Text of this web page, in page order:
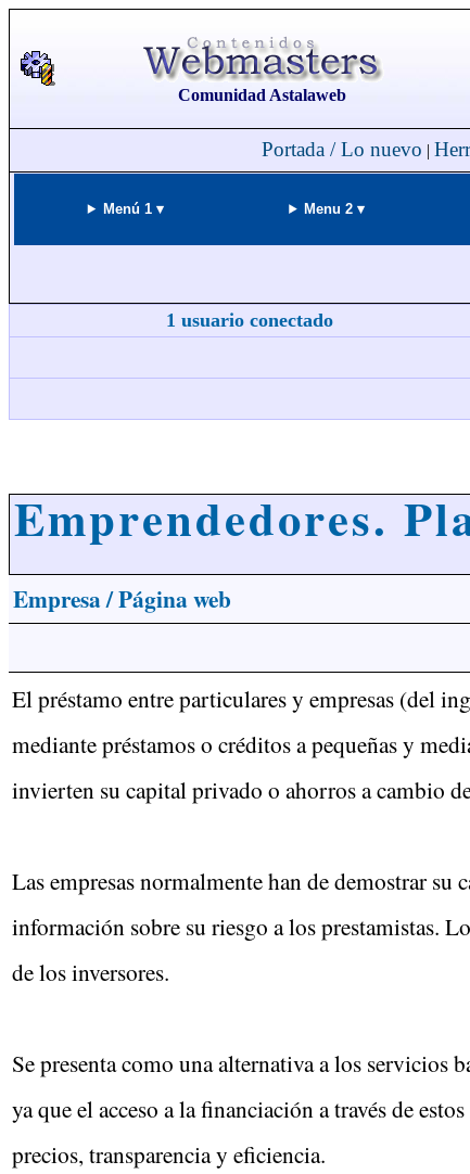
Comunidad Astalaweb
Portada / Lo nuevo |
Menú 1 ▾ Menu 2 ▾
1 usuario conectado
Emprendedores.
Empresa / Página web
El préstamo entre particulares y empresas (del
mediante préstamos o créditos a pequeñas y
invierten su capital privado o ahorros a cambio
Las empresas normalmente han de demostrar
información sobre su riesgo a los prestamistas.
de los inversores.
Se presenta como una alternativa a los servicios
ya que el acceso a la financiación a través de
precios, transparencia y eficiencia.